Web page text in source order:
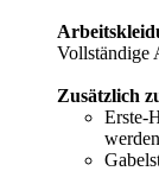
Vollständige
Zusätzlich
Erste-